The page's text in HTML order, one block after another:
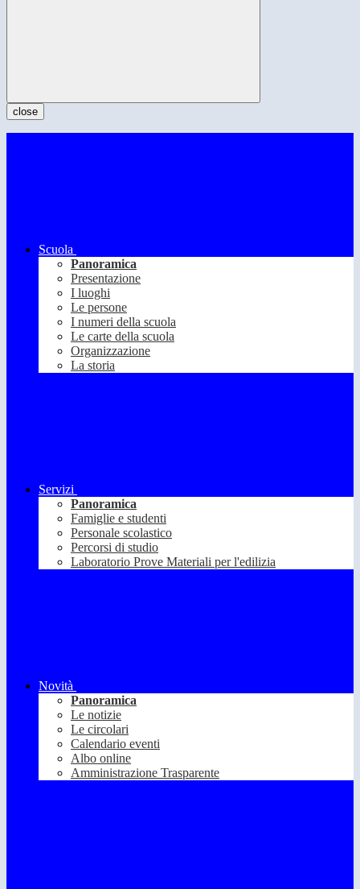
close
Scuola
Panoramica
Presentazione
I luoghi
Le persone
I numeri della scuola
Le carte della scuola
Organizzazione
La storia
Servizi
Panoramica
Famiglie e studenti
Personale scolastico
Percorsi di studio
Laboratorio Prove Materiali per l'edilizia
Novità
Panoramica
Le notizie
Le circolari
Calendario eventi
Albo online
Amministrazione Trasparente